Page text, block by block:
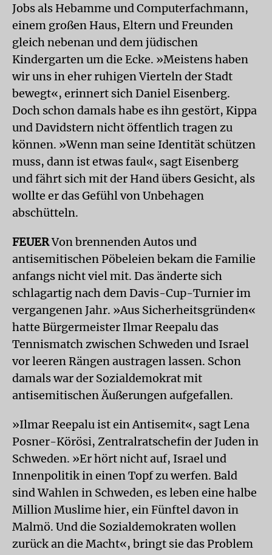
Jobs als Hebamme und Computerfachmann,
einem großen Haus, Eltern und Freunden
gleich nebenan und dem jüdischen
Kindergarten um die Ecke. »Meistens haben
wir uns in eher ruhigen Vierteln der Stadt
bewegt«, erinnert sich Daniel Eisenberg.
Doch schon damals habe es ihn gestört, Kippa
und Davidstern nicht öffentlich tragen zu
können. »Wenn man seine Identität schützen
muss, dann ist etwas faul«, sagt Eisenberg
und fährt sich mit der Hand übers Gesicht, als
wollte er das Gefühl von Unbehagen
abschütteln.
FEUERVon brennenden Autos und
antisemitischen Pöbeleien bekam die Familie
anfangs nicht viel mit. Das änderte sich
schlagartig nach dem Davis-Cup-Turnier im
vergangenen Jahr. »Aus Sicherheitsgründen«
hatte Bürgermeister Ilmar Reepalu das
Tennismatch zwischen Schweden und Israel
vor leeren Rängen austragen lassen. Schon
damals war der Sozialdemokrat mit
antisemitischen Äußerungen aufgefallen.
»Ilmar Reepalu ist ein Antisemit«, sagt Lena
Posner-Körösi, Zentralratschefin der Juden in
Schweden. »Er hört nicht auf, Israel und
Innenpolitik in einen Topf zu werfen. Bald
sind Wahlen in Schweden, es leben eine halbe
Million Muslime hier, ein Fünftel davon in
Malmö. Und die Sozialdemokraten wollen
zurück an die Macht«, bringt sie das Problem